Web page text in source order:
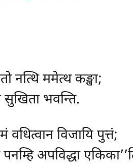
नत्थि ममेत्थ कङ्खा;
सुखिता भवन्ति.
विजायि पुत्तं;
अपविद्धा